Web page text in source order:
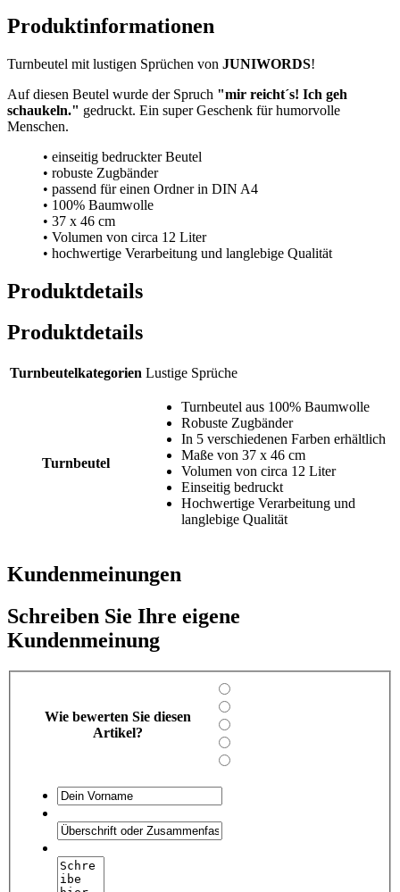
Produktinformationen
Turnbeutel mit lustigen Sprüchen von JUNIWORDS!
Auf diesen Beutel wurde der Spruch "mir reicht´s! Ich geh
schaukeln." gedruckt. Ein super Geschenk für humorvolle
Menschen.
• einseitig bedruckter Beutel
• robuste Zugbänder
• passend für einen Ordner in DIN A4
• 100% Baumwolle
• 37 x 46 cm
• Volumen von circa 12 Liter
• hochwertige Verarbeitung und langlebige Qualität
Produktdetails
Produktdetails
Turnbeutelkategorien Lustige Sprüche
Turnbeutel
Turnbeutel aus 100% Baumwolle
Robuste Zugbänder
In 5 verschiedenen Farben erhältlich
Maße von 37 x 46 cm
Volumen von circa 12 Liter
Einseitig bedruckt
Hochwertige Verarbeitung und
langlebige Qualität
Kundenmeinungen
Schreiben Sie Ihre eigene
Kundenmeinung
Wie bewerten Sie diesen
Artikel?